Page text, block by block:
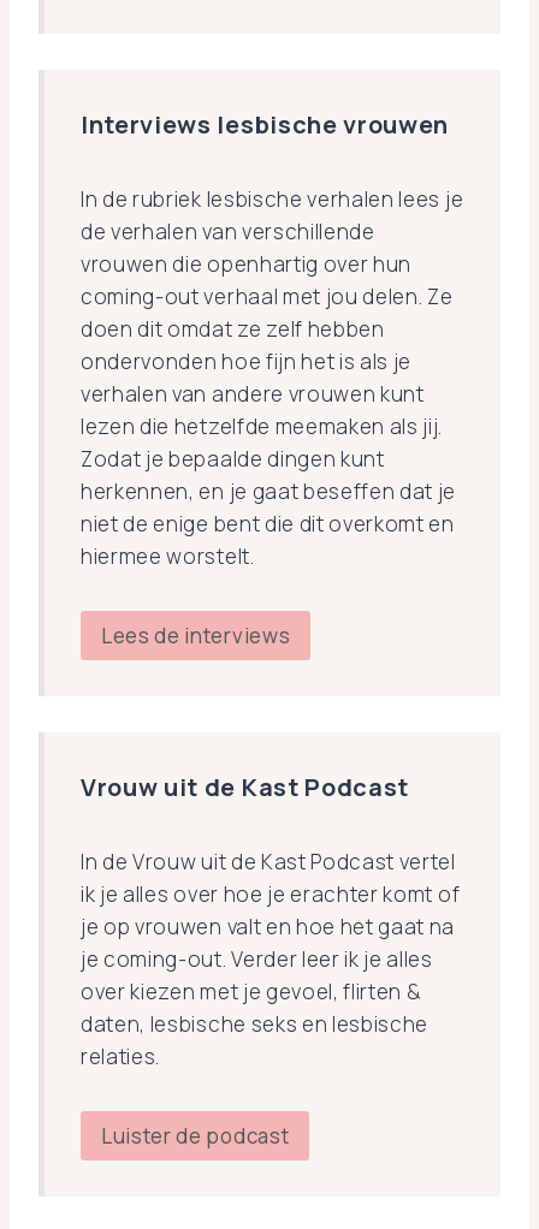
Interviews lesbische vrouwen
In de rubriek lesbische verhalen lees je
de verhalen van verschillende
vrouwen die openhartig over hun
coming-out verhaal met jou delen. Ze
doen dit omdat ze zelf hebben
ondervonden hoe fijn het is als je
verhalen van andere vrouwen kunt
lezen die hetzelfde meemaken als jij.
Zodat je bepaalde dingen kunt
herkennen, en je gaat beseffen dat je
niet de enige bent die dit overkomt en
hiermee worstelt.
Lees de interviews
Vrouw uit de Kast Podcast
In de Vrouw uit de Kast Podcast vertel
ik je alles over hoe je erachter komt of
je op vrouwen valt en hoe het gaat na
je coming-out. Verder leer ik je alles
over kiezen met je gevoel, flirten &
daten, lesbische seks en lesbische
relaties.
Luister de podcast